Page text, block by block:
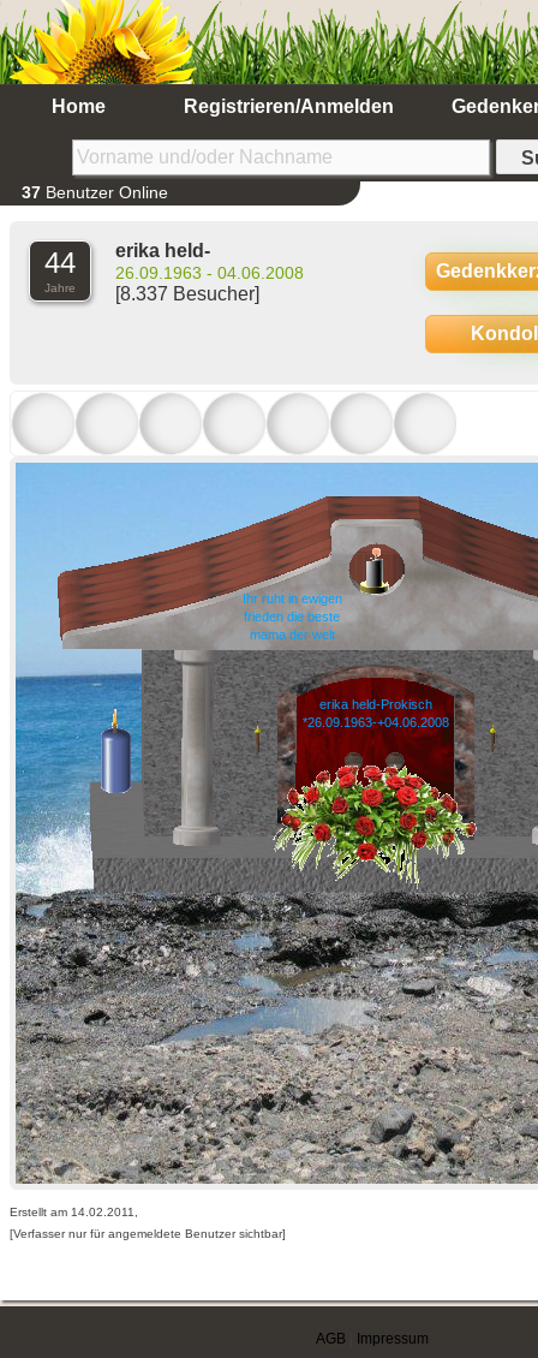
Home Registrieren/Anmelden
37 Benutzer Online
44
Jahre
erika held-
26.09.1963 - 04.06.2008
[8.337 Besucher]
erika held-Prokisch
*26.09.1963-+04.06.2008
Ihr ruht in ewigen
frieden die beste
mama der welt
Erstellt am 14.02.2011,
[Verfasser nur für angemeldete Benutzer sichtbar]
AGB Impressum